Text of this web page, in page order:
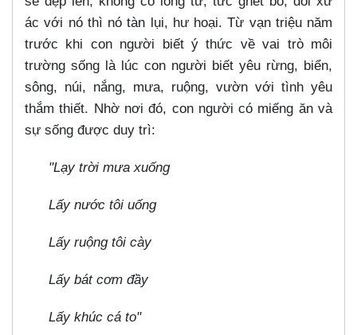
ác với nó thì nó tàn lụi, hư hoại. Từ vạn triệu năm
trước khi con người biết ý thức về vai trò môi
trường sống là lúc con người biết yêu rừng, biển,
sông, núi, nắng, mưa, ruộng, vườn với tình yêu
thắm thiết. Nhờ nơi đó, con người có miếng ăn và
sự sống được duy trì:
"Lạy trời mưa xuống
Lấy nước tôi uống
Lấy ruộng tôi cày
Lấy bát cơm đầy
Lấy khúc cá to"